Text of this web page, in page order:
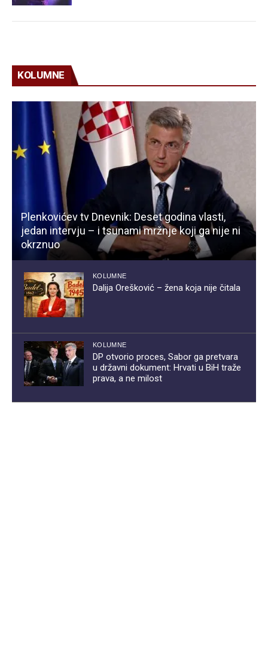
KOLUMNE
Plenkovićev tv Dnevnik: Deset godina vlasti,
jedan intervju – i tsunami mržnje koji ga nije ni
okrznuo
KOLUMNE
Dalija Orešković – žena koja nije čitala
KOLUMNE
DP otvorio proces, Sabor ga pretvara
u državni dokument: Hrvati u BiH traže
prava, a ne milost